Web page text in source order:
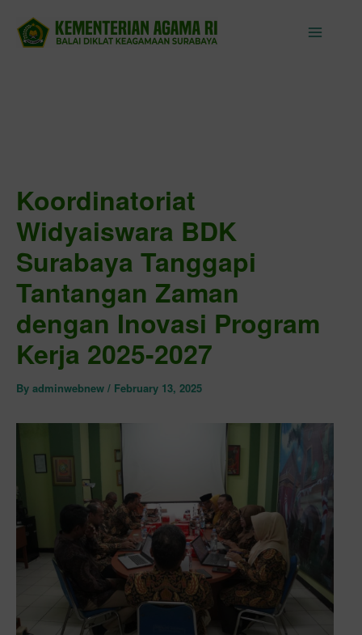
content
Koordinatoriat
Widyaiswara BDK
Surabaya Tanggapi
Tantangan Zaman
dengan Inovasi Program
Kerja 2025-2027
By adminwebnew / February 13, 2025